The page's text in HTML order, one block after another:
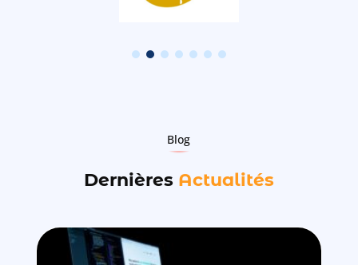
Blog
DernièresActualités